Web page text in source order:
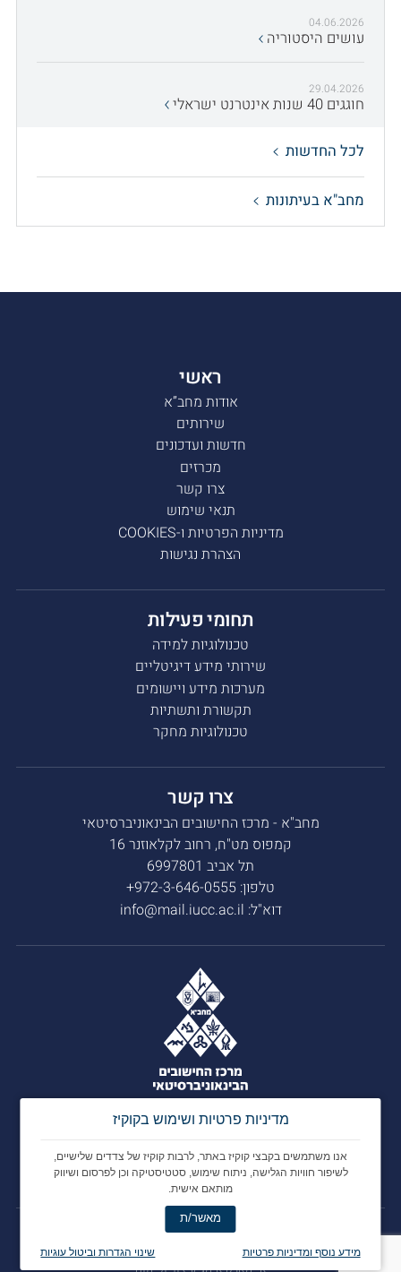
04.06.2026
עושים היסטוריה
29.04.2026
חוגגים 40 שנות אינטרנט ישראלי
לכל החדשות
מחב"א בעיתונות
ראשי
אודות מחב”א
שירותים
חדשות ועדכונים
מכרזים
צרו קשר
תנאי שימוש
מדיניות הפרטיות ו-COOKIES
הצהרת נגישות
תחומי פעילות
טכנולוגיות למידה
שירותי מידע דיגיטליים
מערכות מידע ויישומים
תקשורת ותשתיות
טכנולוגיות מחקר
צרו קשר
מחב"א - מרכז החישובים הבינאוניברסיטאי
קמפוס מט"ח, רחוב לקלאוזנר 16
תל אביב 6997801
טלפון: 972-3-646-0555+
דוא"ל: info@mail.iucc.ac.il
מדיניות פרטיות ושימוש בקוקיז
אנו משתמשים בקבצי קוקיז באתר, לרבות קוקיז של צדדים שלישיים,
לשיפור חוויות הגלישה, ניתוח שימוש, סטטיסטיקה וכן לפרסום ושיווק
מותאם אישית.
מאשר/ת
מידע נוסף ומדיניות פרטיות שינוי הגדרות וביטול עוגיות